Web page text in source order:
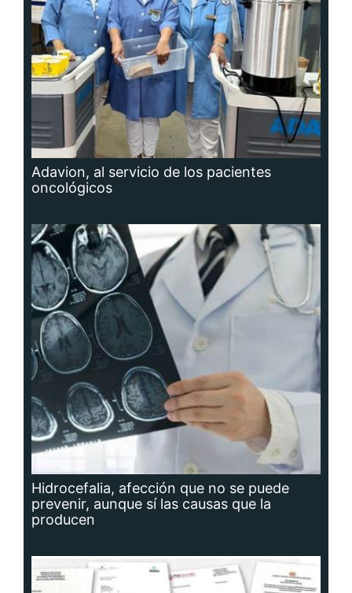
Adavion, al servicio de los pacientes
oncológicos
Hidrocefalia, afección que no se puede
prevenir, aunque sí las causas que la
producen